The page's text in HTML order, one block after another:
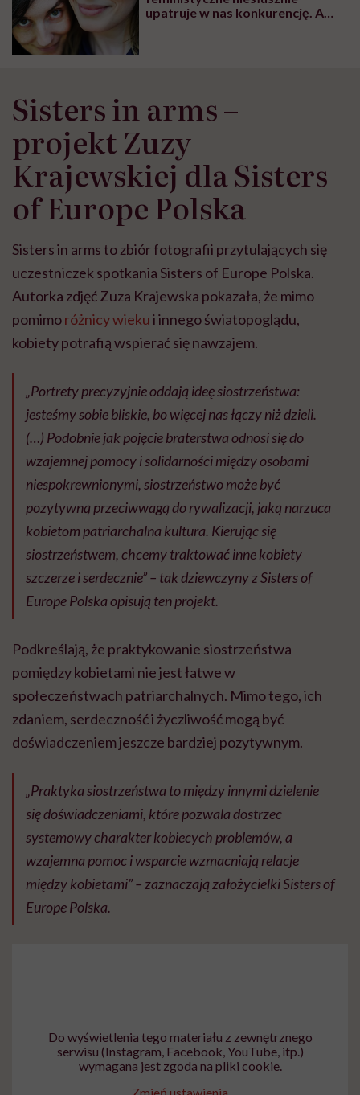
upatruje w nas konkurencję. A
Sisters in arms –
projekt Zuzy
Krajewskiej dla Sisters
of Europe Polska
Sisters in arms to zbiór fotografii przytulających się
uczestniczek spotkania Sisters of Europe Polska.
Autorka zdjęć Zuza Krajewska pokazała, że mimo
pomimoróżnicy wiekui innego światopoglądu,
kobiety potrafią wspierać się nawzajem.
„Portrety precyzyjnie oddają ideę siostrzeństwa:
jesteśmy sobie bliskie, bo więcej nas łączy niż dzieli.
(…) Podobnie jak pojęcie braterstwa odnosi się do
wzajemnej pomocy i solidarności między osobami
niespokrewnionymi, siostrzeństwo może być
pozytywną przeciwwagą do rywalizacji, jaką narzuca
kobietom patriarchalna kultura. Kierując się
siostrzeństwem, chcemy traktować inne kobiety
szczerze i serdecznie” – tak dziewczyny z Sisters of
Europe Polska opisują ten projekt.
Podkreślają, że praktykowanie siostrzeństwa
pomiędzy kobietami nie jest łatwe w
społeczeństwach patriarchalnych. Mimo tego, ich
zdaniem, serdeczność i życzliwość mogą być
doświadczeniem jeszcze bardziej pozytywnym.
„Praktyka siostrzeństwa to między innymi dzielenie
się doświadczeniami, które pozwala dostrzec
systemowy charakter kobiecych problemów, a
wzajemna pomoc i wsparcie wzmacniają relacje
między kobietami” – zaznaczają założycielkiSisters of
Europe Polska.
Do wyświetlenia tego materiału z zewnętrznego
serwisu (Instagram, Facebook, YouTube, itp.)
wymagana jest zgoda na pliki cookie.
Zmień ustawienia